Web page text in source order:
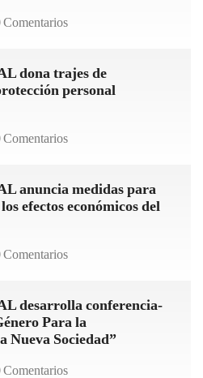
Comentarios
dona trajes de
personal
Comentarios
anuncia medidas para
efectos económicos del
Comentarios
desarrolla conferencia-
Para la
Nueva Sociedad”
Comentarios